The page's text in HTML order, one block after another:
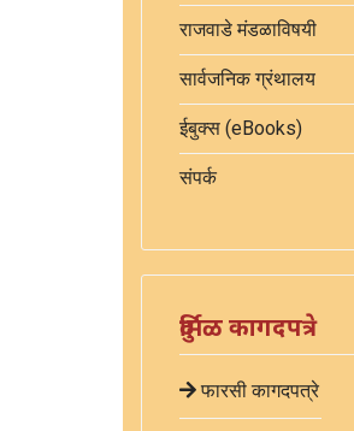
राजवाडे मंडळाविषयी
सार्वजनिक ग्रंथालय
ईबुक्स (eBooks)
संपर्क
दुर्मिळ कागदपत्रे
फारसी कागदपत्रे